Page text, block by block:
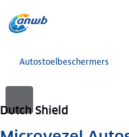
Autostoelbeschermers
Dutch Shield